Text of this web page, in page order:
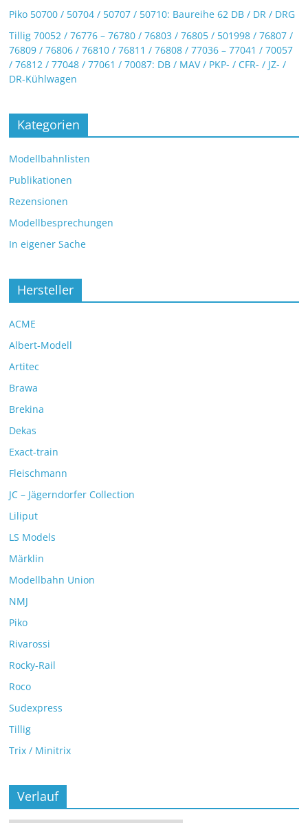
Piko 50700 / 50704 / 50707 / 50710: Baureihe 62 DB / DR / DRG
Tillig 70052 / 76776 – 76780 / 76803 / 76805 / 501998 / 76807 /
76809 / 76806 / 76810 / 76811 / 76808 / 77036 – 77041 / 70057
/ 76812 / 77048 / 77061 / 70087: DB / MAV / PKP- / CFR- / JZ- /
DR-Kühlwagen
Kategorien
Modellbahnlisten
Publikationen
Rezensionen
Modellbesprechungen
In eigener Sache
Hersteller
ACME
Albert-Modell
Artitec
Brawa
Brekina
Dekas
Exact-train
Fleischmann
JC – Jägerndorfer Collection
Liliput
LS Models
Märklin
Modellbahn Union
NMJ
Piko
Rivarossi
Rocky-Rail
Roco
Sudexpress
Tillig
Trix / Minitrix
Verlauf